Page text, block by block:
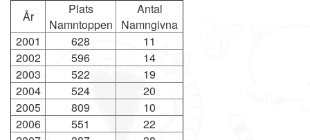
År
Plats
Namntoppen
Antal
Namngivna
2001
628
11
2002
596
14
2003
522
19
2004
524
20
2005
809
10
2006
551
22